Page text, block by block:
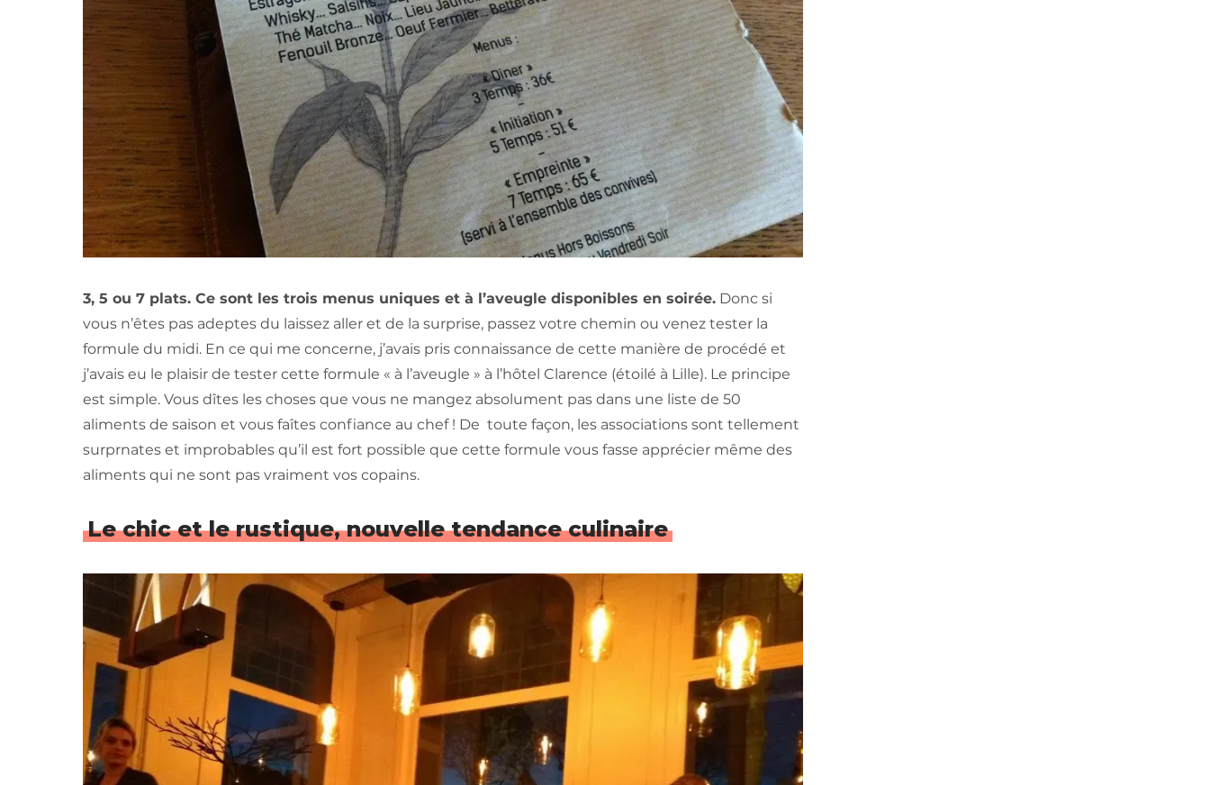
3, 5 ou 7 plats. Ce sont les trois menus uniques et à l’aveugle disponibles en soirée. Donc si
vous n’êtes pas adeptes du laissez aller et de la surprise, passez votre chemin ou venez tester la
formule du midi. En ce qui me concerne, j’avais pris connaissance de cette manière de procédé et
j’avais eu le plaisir de tester cette formule « à l’aveugle » à l’hôtel Clarence (étoilé à Lille). Le principe
est simple. Vous dîtes les choses que vous ne mangez absolument pas dans une liste de 50
aliments de saison et vous faîtes confiance au chef ! De toute façon, les associations sont tellement
surprnates et improbables qu’il est fort possible que cette formule vous fasse apprécier même des
aliments qui ne sont pas vraiment vos copains.
Le chic et le rustique, nouvelle tendance culinaire